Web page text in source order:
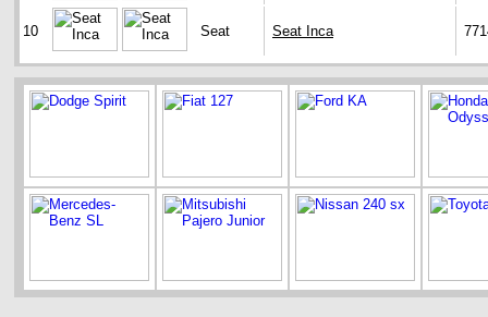
10 Seat Seat Inca